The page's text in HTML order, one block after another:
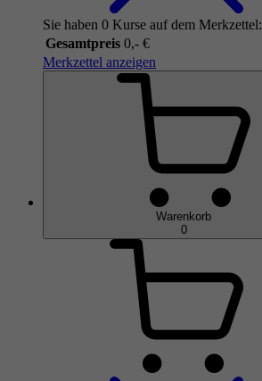
Sie haben 0 Kurse auf dem Merkzettel:
Gesamtpreis 0,- €
Merkzettel anzeigen
Warenkorb
0